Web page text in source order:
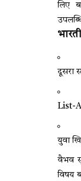
लिए
दूसरा
List-
युवा
वैभव
विषय